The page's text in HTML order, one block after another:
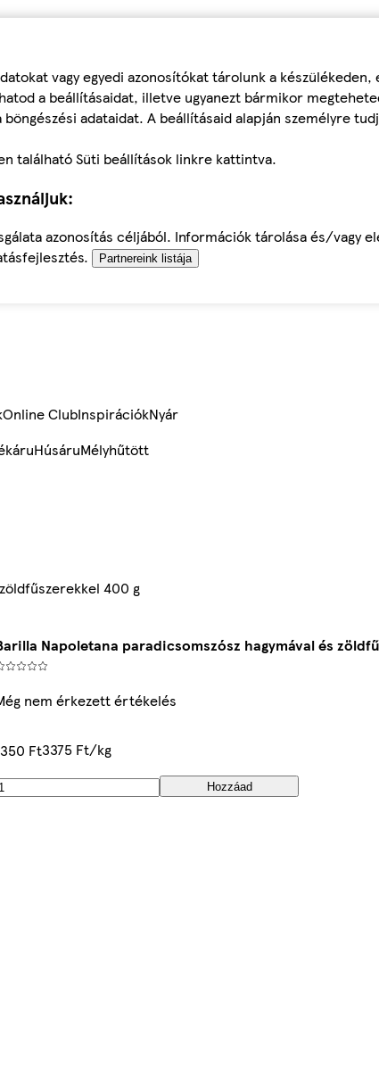
vagy egyedi azonosítókat tárolunk a
a beállításaidat, illetve ugyanezt bármikor
adataidat. A beállításaid alapján személyre
található Süti beállítások linkre kattintva.
azonosítás céljából. Információk tárolása és/vagy
Partnereink listája
Online ClubInspirációkNyár
HúsáruMélyhűtött
400 g
Napoletana paradicsomszósz hagymával és
nem érkezett értékelés
Ft3375 Ft/kg
Hozzáad